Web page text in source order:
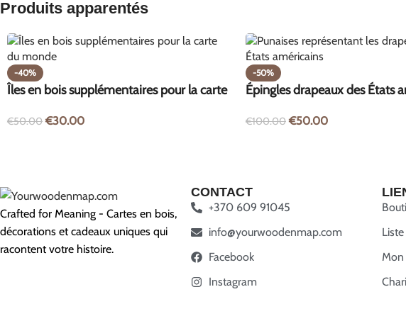
Produits apparentés
-40%
Îles en bois supplémentaires pour la carte
€50.00 €30.00
-50%
Épingles drapeaux des États
€100.00 €50.00
Crafted for Meaning - Cartes en bois,
décorations et cadeaux uniques qui
racontent votre histoire.
CONTACT
+370 609 91045
info@yourwoodenmap.com
Facebook
Instagram